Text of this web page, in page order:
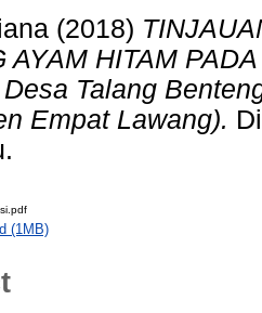
(2018)
AYAM HITAM
Talang
Empat Lawang).
(1MB)